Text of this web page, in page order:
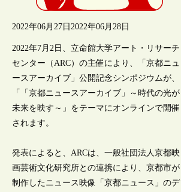
2022年06月27日 2022年06月28日
2022年7月2日、立命館大学アート・リサーチ
センター（ARC）の主催により、「京都ニュ
ースアーカイブ」公開記念シンポジウムが、
「「京都ニュースアーカイブ」～時代の光が
未来を映す～」をテーマにオンラインで開催
されます。
発表によると、ARCは、一般社団法人京都映
画芸術文化研究所との連携により、京都市が
制作したニュース映像「京都ニュース」のデ